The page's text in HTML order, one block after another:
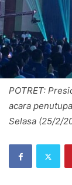
POTRET:
acara
Selasa (25/2/